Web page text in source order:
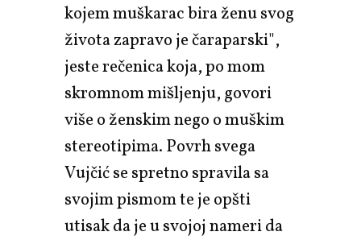
kojem muškarac bira ženu svog
života zapravo je čaraparski",
jeste rečenica koja, po mom
skromnom mišljenju, govori
više o ženskim nego o muškim
stereotipima. Povrh svega
Vujčić se spretno spravila sa
svojim pismom te je opšti
utisak da je u svojoj nameri da